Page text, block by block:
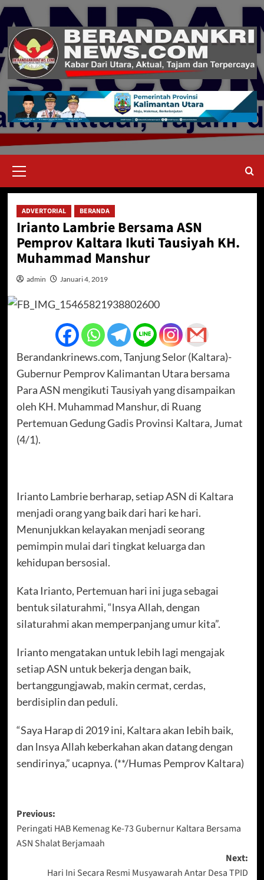
Skip
content
Menu
ADVERTORIAL BERANDA
Irianto Lambrie Bersama ASN
Pemprov Kaltara Ikuti Tausiyah KH.
Muhammad Manshur
admin Januari 4, 2019
Berandankrinews.com, Tanjung Selor (Kaltara)-
Gubernur Pemprov Kalimantan Utara bersama
Para ASN mengikuti Tausiyah yang disampaikan
oleh KH. Muhammad Manshur, di Ruang
Pertemuan Gedung Gadis Provinsi Kaltara, Jumat
(4/1).
Irianto Lambrie berharap, setiap ASN di Kaltara
menjadi orang yang baik dari hari ke hari.
Menunjukkan kelayakan menjadi seorang
pemimpin mulai dari tingkat keluarga dan
kehidupan bersosial.
Kata Irianto, Pertemuan hari ini juga sebagai
bentuk silaturahmi, “lnsya Allah, dengan
silaturahmi akan memperpanjang umur kita”.
Irianto mengatakan untuk lebih lagi mengajak
setiap ASN untuk bekerja dengan baik,
bertanggungjawab, makin cermat, cerdas,
berdisiplin dan peduli.
“Saya Harap di 2019 ini, Kaltara akan Iebih baik,
dan lnsya Allah keberkahan akan datang dengan
sendirinya,” ucapnya. (**/Humas Pemprov Kaltara)
Post
navigation
Previous:
Peringati HAB Kemenag Ke-73 Gubernur Kaltara Bersama
ASN Shalat Berjamaah
Next:
Hari Ini Secara Resmi Musyawarah Antar Desa TPID